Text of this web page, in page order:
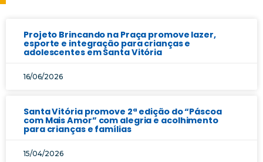
Projeto Brincando na Praça promove lazer,
esporte e integração para crianças e
adolescentes em Santa Vitória
16/06/2026
Santa Vitória promove 2ª edição do “Páscoa
com Mais Amor” com alegria e acolhimento
para crianças e famílias
15/04/2026